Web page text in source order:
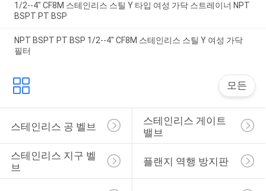
1/2--4" CF8M 스테인리스 스틸 Y 타입 여성 가닥 스트레이너 NPT
BSPT PT BSP
NPT BSPT PT BSP 1/2--4" CF8M 스테인리스 스틸 Y 여성 가닥
필터
모든
스테인리스 공 벨브
스테인리스 게이트
밸브
스테인리스 지구 벨
브
플랜지 역행 방지판